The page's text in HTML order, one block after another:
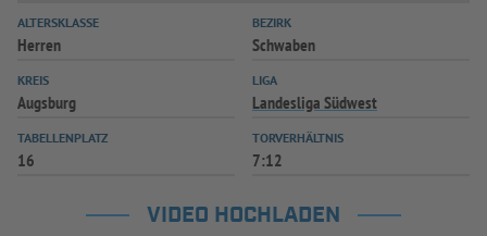
ALTERSKLASSE
Herren
BEZIRK
Schwaben
KREIS
Augsburg
LIGA
Landesliga Südwest
TABELLENPLATZ
16
TORVERHÄLTNIS
7:12
VIDEO HOCHLADEN